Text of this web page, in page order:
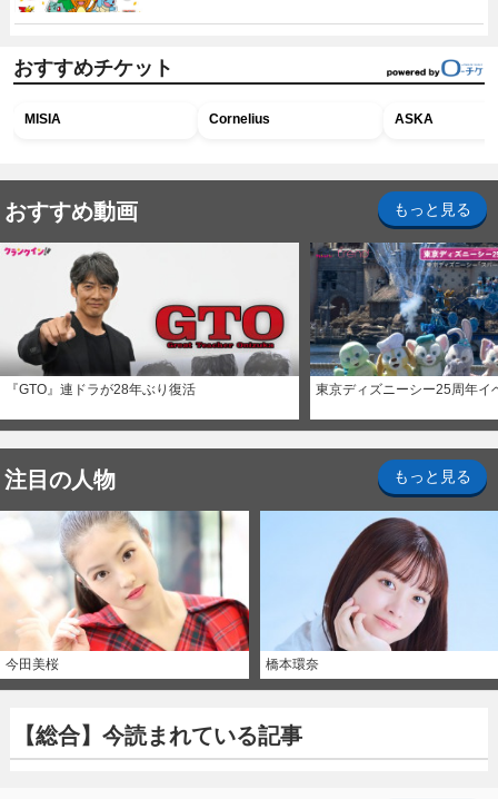
おすすめチケット
MISIA Cornelius ASKA
おすすめ動画 もっと見る
『GTO』連ドラが28年ぶり復活 東京ディズニーシー25周年イ
注目の人物 もっと見る
今田美桜 橋本環奈
【総合】今読まれている記事